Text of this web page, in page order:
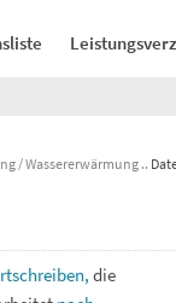
/ Wassererwärmung
die